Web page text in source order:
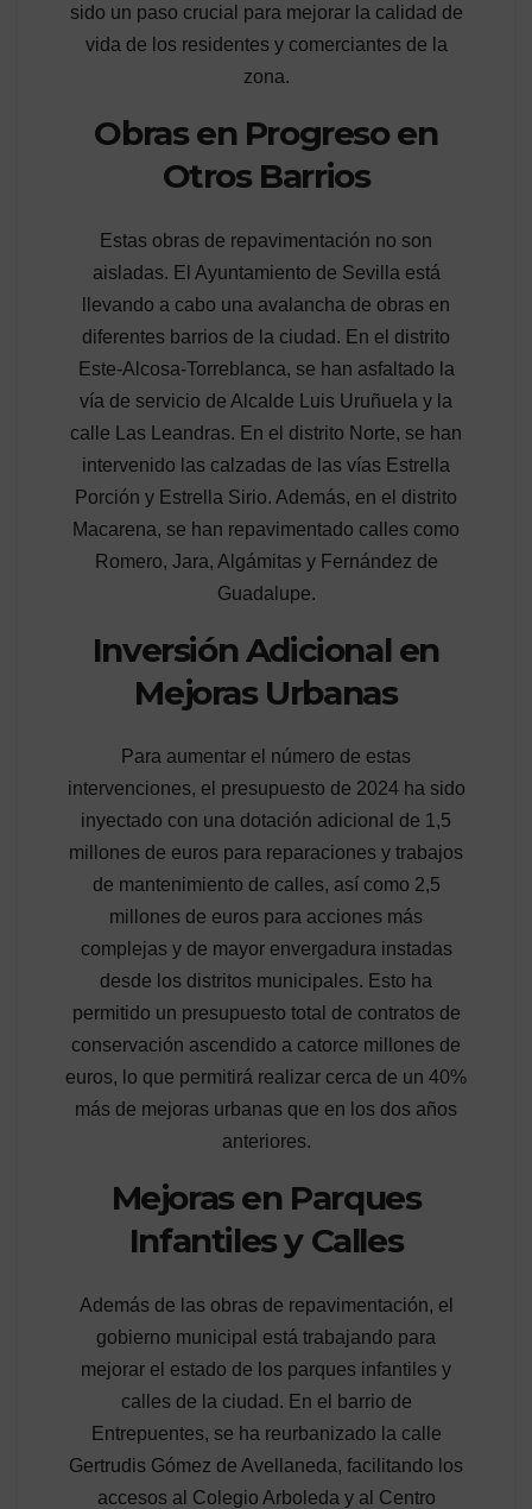
sido un paso crucial para mejorar la calidad de
vida de los residentes y comerciantes de la
zona.
Obras en Progreso en
Otros Barrios
Estas obras de repavimentación no son
aisladas. El Ayuntamiento de Sevilla está
llevando a cabo una avalancha de obras en
diferentes barrios de la ciudad. En el distrito
Este-Alcosa-Torreblanca, se han asfaltado la
vía de servicio de Alcalde Luis Uruñuela y la
calle Las Leandras. En el distrito Norte, se han
intervenido las calzadas de las vías Estrella
Porción y Estrella Sirio. Además, en el distrito
Macarena, se han repavimentado calles como
Romero, Jara, Algámitas y Fernández de
Guadalupe.
Inversión Adicional en
Mejoras Urbanas
Para aumentar el número de estas
intervenciones, el presupuesto de 2024 ha sido
inyectado con una dotación adicional de 1,5
millones de euros para reparaciones y trabajos
de mantenimiento de calles, así como 2,5
millones de euros para acciones más
complejas y de mayor envergadura instadas
desde los distritos municipales. Esto ha
permitido un presupuesto total de contratos de
conservación ascendido a catorce millones de
euros, lo que permitirá realizar cerca de un 40%
más de mejoras urbanas que en los dos años
anteriores.
Mejoras en Parques
Infantiles y Calles
Además de las obras de repavimentación, el
gobierno municipal está trabajando para
mejorar el estado de los parques infantiles y
calles de la ciudad. En el barrio de
Entrepuentes, se ha reurbanizado la calle
Gertrudis Gómez de Avellaneda, facilitando los
accesos al Colegio Arboleda y al Centro